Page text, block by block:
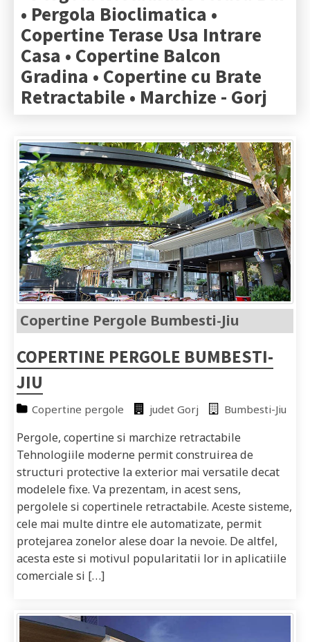
• Pergola Bioclimatica •
Copertine Terase Usa Intrare
Casa • Copertine Balcon
Gradina • Copertine cu Brate
Retractabile • Marchize - Gorj
Copertine Pergole Bumbesti-Jiu
COPERTINE PERGOLE BUMBESTI-
JIU
Copertine pergole judet Gorj Bumbesti-Jiu
Pergole, copertine si marchize retractabile
Tehnologiile moderne permit construirea de
structuri protective la exterior mai versatile decat
modelele fixe. Va prezentam, in acest sens,
pergolele si copertinele retractabile. Aceste sisteme,
cele mai multe dintre ele automatizate, permit
protejarea zonelor alese doar la nevoie. De altfel,
acesta este si motivul popularitatii lor in aplicatiile
comerciale si […]